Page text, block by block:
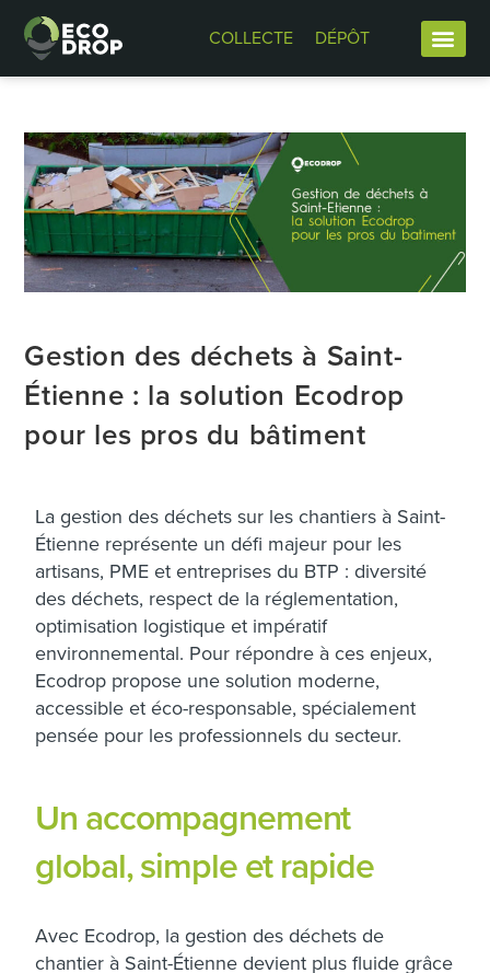
COLLECTE DÉPÔT
Gestion des déchets à Saint-
Étienne : la solution Ecodrop
pour les pros du bâtiment
La gestion des déchets sur les chantiers à Saint-
Étienne représente un défi majeur pour les
artisans, PME et entreprises du BTP : diversité
des déchets, respect de la réglementation,
optimisation logistique et impératif
environnemental. Pour répondre à ces enjeux,
Ecodrop propose une solution moderne,
accessible et éco-responsable, spécialement
pensée pour les professionnels du secteur.
Un accompagnement
global, simple et rapide
Avec Ecodrop, la gestion des déchets de
chantier à Saint-Étienne devient plus fluide grâce